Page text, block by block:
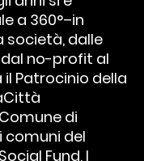
a 360°–in
società, dalle
no-profit al
il Patrocinio della
di
comuni del
Fund, l